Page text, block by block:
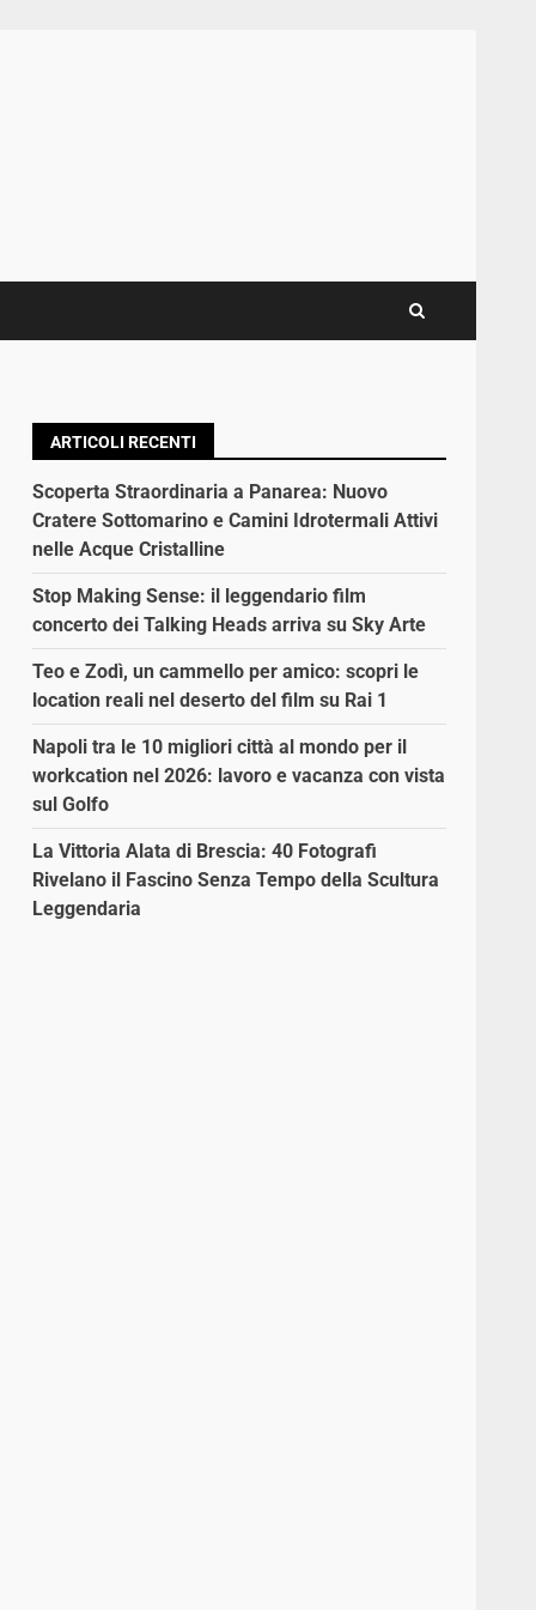
ARTICOLI RECENTI
Scoperta Straordinaria a Panarea: Nuovo
Cratere Sottomarino e Camini Idrotermali Attivi
nelle Acque Cristalline
Stop Making Sense: il leggendario film
concerto dei Talking Heads arriva su Sky Arte
Teo e Zodì, un cammello per amico: scopri le
location reali nel deserto del film su Rai 1
Napoli tra le 10 migliori città al mondo per il
workcation nel 2026: lavoro e vacanza con vista
sul Golfo
La Vittoria Alata di Brescia: 40 Fotografi
Rivelano il Fascino Senza Tempo della Scultura
Leggendaria